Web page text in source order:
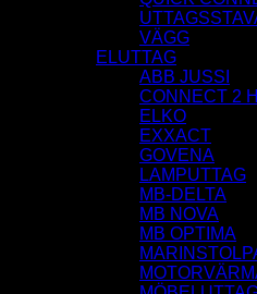
VÄGG
ELUTTAG
ABB JUSSI
CONNECT 2
ELKO
EXXACT
GOVENA
LAMPUTTAG
MB-DELTA
MB NOVA
MB OPTIMA